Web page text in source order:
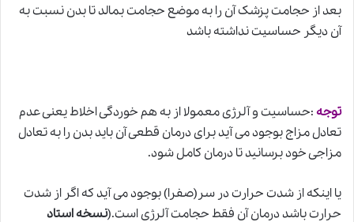
بعد از حجامت پزشک آن را به موضع حجامت بمالد تا بدن نسبت به
آن دیگر حساﺳﻴﺖ نداشته باشد
توجه:حساسیت و آلرژی معمولا از به هم خوردگی اخلاط یعنی عدم
تعادل مزاج بوجود می آید برای درمان قطعی آن باید بدن را به تعادل
مزاجی خود برسانید تا درمان کامل شود.
یا اینکه از شدت حرارت در سر(صفرا) بوجود می آید که اگر از شدت
حرارت باشد درمان آن فقط حجامت آلرژی است.(نسخه استاد